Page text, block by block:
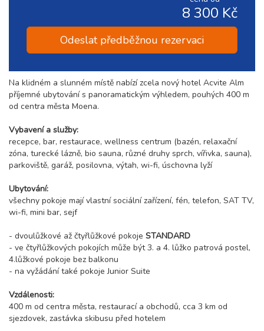
8 300 Kč
Odeslat předběžnou rezervaci
Na klidném a slunném místě nabízí zcela nový hotel Acvite Alm
příjemné ubytování s panoramatickým výhledem, pouhých 400 m
od centra města Moena.
Vybavení a služby:
recepce, bar, restaurace, wellness centrum (bazén, relaxační
zóna, turecké lázně, bio sauna, různé druhy sprch, vířivka, sauna),
parkoviště, garáž, posilovna, výtah, wi-fi, úschovna lyží
Ubytování:
všechny pokoje mají vlastní sociální zařízení, fén, telefon, SAT TV,
wi-fi, mini bar, sejf
- dvoulůžkové až čtyřlůžkové pokoje STANDARD
- ve čtyřlůžkových pokojích může být 3. a 4. lůžko patrová postel,
4.lůžkové pokoje bez balkonu
- na vyžádání také pokoje Junior Suite
Vzdálenosti:
400 m od centra města, restaurací a obchodů, cca 3 km od
sjezdovek, zastávka skibusu před hotelem